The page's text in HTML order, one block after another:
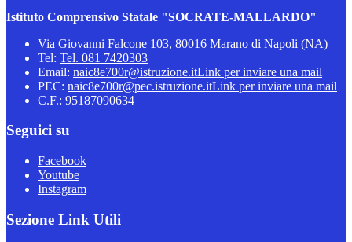
Istituto Comprensivo Statale "SOCRATE-MALLARDO"
Via Giovanni Falcone 103, 80016 Marano di Napoli (NA)
Tel: Tel. 081 7420303
Email: naic8e700r@istruzione.itLink per inviare una mail
PEC: naic8e700r@pec.istruzione.itLink per inviare una mail
C.F.: 95187090634
Seguici su
Facebook
Youtube
Instagram
Sezione Link Utili